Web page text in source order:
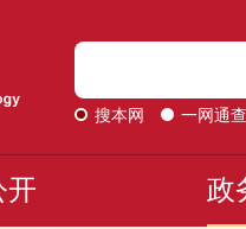
搜本网 一网通查
开 政